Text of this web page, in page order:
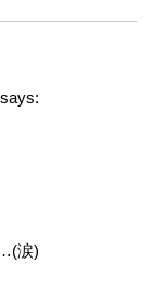
says:
涙)